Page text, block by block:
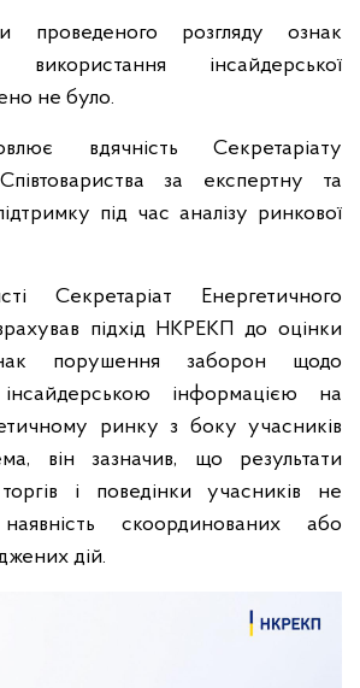
проведеного розгляду ознак
використання інсайдерської
не було.
вдячність Секретаріату
за експертну та
під час аналізу ринкової
Секретаріат Енергетичного
підхід НКРЕКП до оцінки
порушення заборон щодо
інформацією на
ринку з боку учасників
він зазначив, що результати
і поведінки учасників не
скоординованих або
дій.